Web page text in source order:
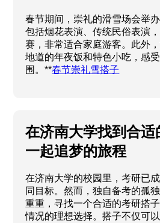
春节期间，崇礼的滑雪场会举
包括烟花表演、传统民俗表演
赛，非常适合家庭游客。此外
地道的年夜饭和特色小吃，感
围。**春节崇礼雪搭子
在济南大学找到合适
一起追梦的旅程
在济南大学的校园里，考研已
同目标。然而，独自备考的孤
重重，寻找一个合适的考研搭
情况的理想选择。搭子不仅可